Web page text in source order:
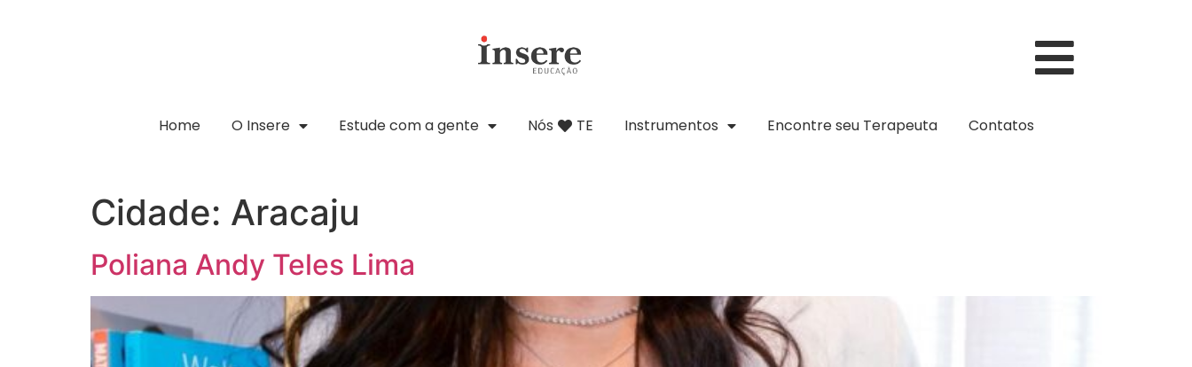
Home O Insere Estude com a gente Nós TE Instrumentos Encontre seu Terapeuta Contatos
Cidade: Aracaju
Poliana Andy Teles Lima